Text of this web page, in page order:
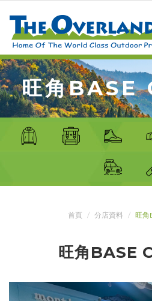
旺角BASE
首頁 分店資料 旺角
旺角BASE